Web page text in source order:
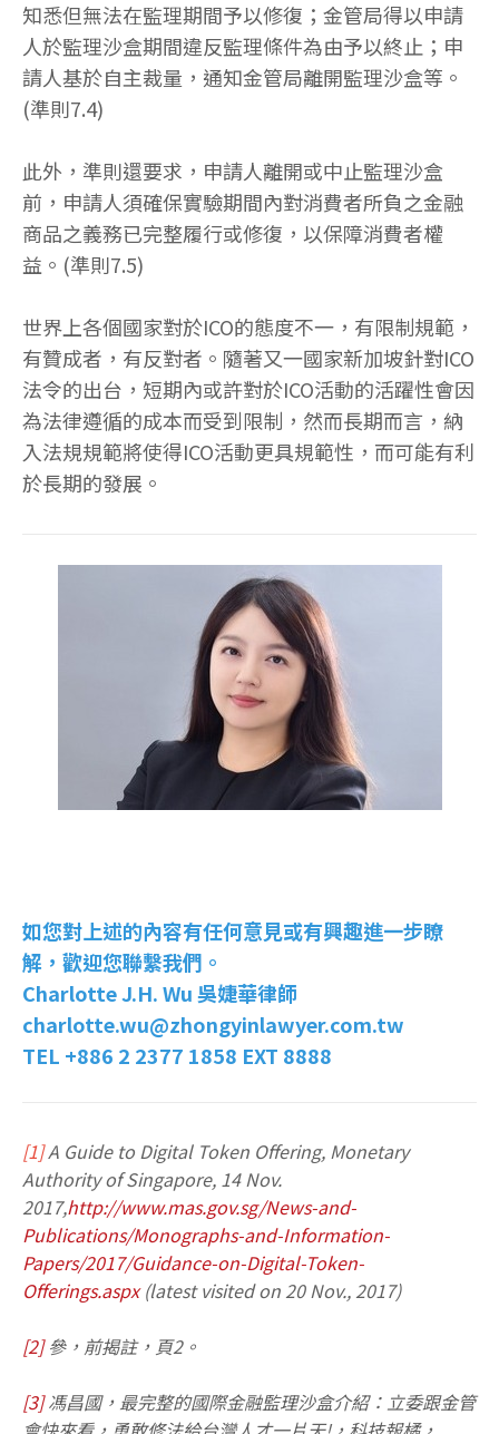
知悉但無法在監理期間予以修復；金管局得以申請
人於監理沙盒期間違反監理條件為由予以終止；申
請人基於自主裁量，通知金管局離開監理沙盒等。
(準則7.4)
此外，準則還要求，申請人離開或中止監理沙盒
前，申請人須確保實驗期間內對消費者所負之金融
商品之義務已完整履行或修復，以保障消費者權
益。(準則7.5)
世界上各個國家對於ICO的態度不一，有限制規範，
有贊成者，有反對者。隨著又一國家新加坡針對ICO
法令的出台，短期內或許對於ICO活動的活躍性會因
為法律遵循的成本而受到限制，然而長期而言，納
入法規規範將使得ICO活動更具規範性，而可能有利
於長期的發展。
如您對上述的內容有任何意見或有興趣進一步瞭
解，歡迎您聯繫我們。
Charlotte J.H. Wu 吳婕華律師
charlotte.wu@zhongyinlawyer.com.tw
TEL +886 2 2377 1858 EXT 8888
[1]A Guide to Digital Token Offering, Monetary
Authority of Singapore, 14 Nov.
2017,http://www.mas.gov.sg/News-and-
Publications/Monographs-and-Information-
Papers/2017/Guidance-on-Digital-Token-
Offerings.aspx(latest visited on 20 Nov., 2017)
[2] 參，前揭註，頁2。
[3] 馮昌國，最完整的國際金融監理沙盒介紹：立委跟金管